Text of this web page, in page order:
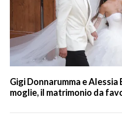
Gigi Donnarumma e
moglie, il matrimonio da